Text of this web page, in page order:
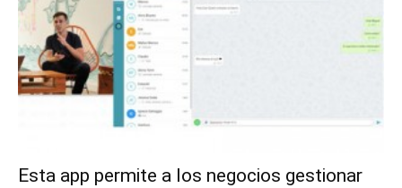
Esta app permite a los negocios gestionar